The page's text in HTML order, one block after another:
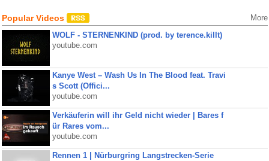
Popular Videos More
WOLF - STERNENKIND (prod. by terence.killt)
youtube.com
Kanye West – Wash Us In The Blood feat. Travi
s Scott (Offici...
youtube.com
Verkäuferin will ihr Geld nicht wieder | Bares f
ür Rares vom...
youtube.com
Rennen 1 | Nürburgring Langstrecken-Serie